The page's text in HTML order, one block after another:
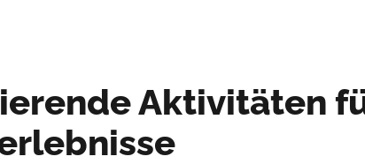
Aktivitäten